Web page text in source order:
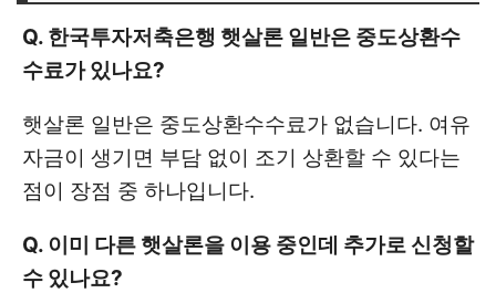
Q. 한국투자저축은행 햇살론 일반은 중도상환수
수료가 있나요?
햇살론 일반은 중도상환수수료가 없습니다. 여유
자금이 생기면 부담 없이 조기 상환할 수 있다는
점이 장점 중 하나입니다.
Q. 이미 다른 햇살론을 이용 중인데 추가로 신청할
수 있나요?